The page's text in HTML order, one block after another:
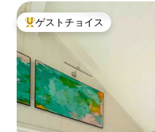
大好評のゲストチョイスです。
ゲストチョイス